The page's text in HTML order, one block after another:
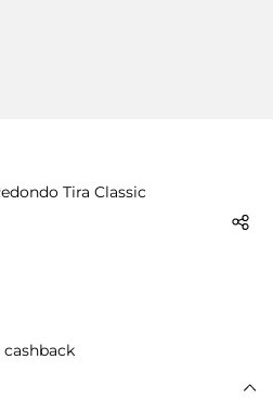
Tira Classic
cashback